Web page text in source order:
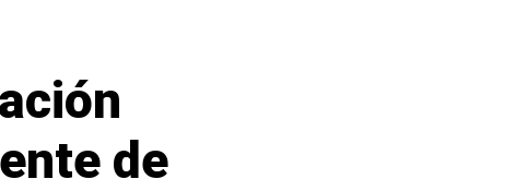
de